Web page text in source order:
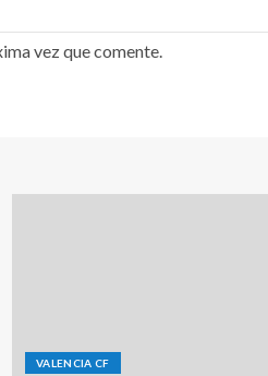
vez que comente.
VALENCIA CF